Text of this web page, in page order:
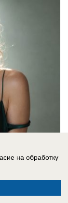
на обработку